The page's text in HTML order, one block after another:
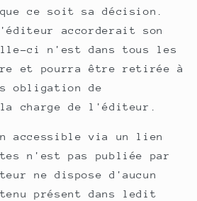
que ce soit sa décision.
accorderait son
ci n'est dans tous les
et pourra être retirée à
obligation de
charge de l'éditeur.
accessible via un lien
n'est pas publiée par
ne dispose d'aucun
présent dans ledit